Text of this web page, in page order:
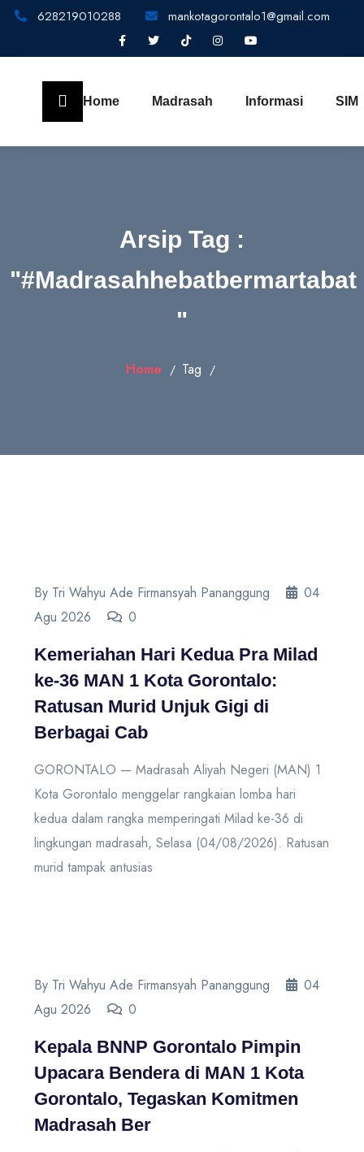
628219010288 mankotagorontalo1@gmail.com
Home Madrasah Informasi SIM
Arsip Tag :
"#madrasahhebatbermartabat
"
Home Tag
By Tri Wahyu Ade Firmansyah Pananggung
04
Agu 2026
0
Kemeriahan Hari Kedua Pra Milad
ke-36 MAN 1 Kota Gorontalo:
Ratusan Murid Unjuk Gigi di
Berbagai Cab
GORONTALO — Madrasah Aliyah Negeri (MAN) 1
Kota Gorontalo menggelar rangkaian lomba hari
kedua dalam rangka memperingati Milad ke-36 di
lingkungan madrasah, Selasa (04/08/2026). Ratusan
murid tampak antusias
By Tri Wahyu Ade Firmansyah Pananggung
04
Agu 2026
0
Kepala BNNP Gorontalo Pimpin
Upacara Bendera di MAN 1 Kota
Gorontalo, Tegaskan Komitmen
Madrasah Ber